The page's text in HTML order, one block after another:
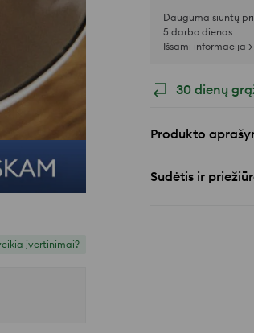
Dauguma siuntų
5 darbo dienas
Išsami informacija >
30 dienų
Produkto
Sudėtis ir
įvertinimai?